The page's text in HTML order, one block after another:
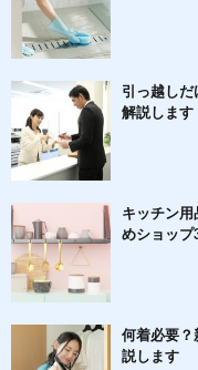
引っ越し
解説します
キッチン
めショップ
何着必要？
説します